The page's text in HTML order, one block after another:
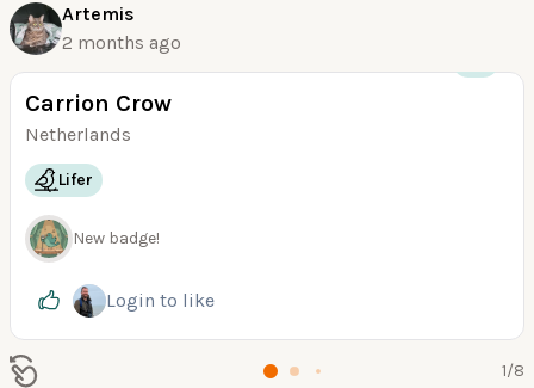
Artemis
2 months ago
Carrion Crow
Netherlands
Lifer
New badge!
Login to like
1/8